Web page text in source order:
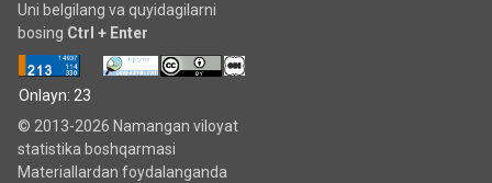
Uni belgilang va quyidagilarni
bosing Ctrl + Enter
Onlayn: 23
© 2013-2026 Namangan viloyat
statistika boshqarmasi
Materiallardan foydalanganda